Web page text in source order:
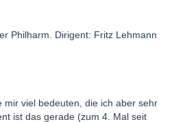
Philharm. Dirigent: Fritz Lehmann
mir viel bedeuten, die ich aber sehr
ist das gerade (zum 4. Mal seit